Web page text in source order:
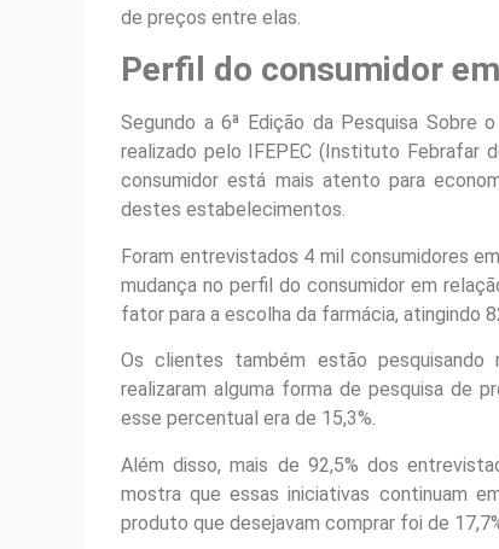
de preços entre elas.
Perfil do consumidor
Segundo a 6ª Edição da Pesquisa Sobre
realizado pelo IFEPEC (Instituto Febrafar
consumidor está mais atento para
destes estabelecimentos.
Foram entrevistados 4 mil consumidores
mudança no perfil do consumidor em
fator para a escolha da farmácia, atingindo
Os clientes também estão pesquisando
realizaram alguma forma de pesquisa de
esse percentual era de 15,3%.
Além disso, mais de 92,5% dos
mostra que essas iniciativas continuam
produto que desejavam comprar foi de